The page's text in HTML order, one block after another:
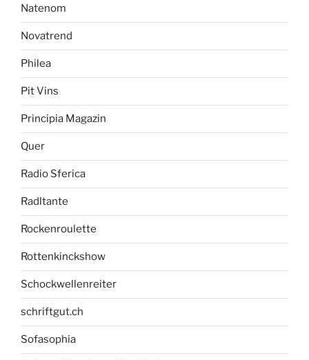
Natenom
Novatrend
Philea
Pit Vins
Principia Magazin
Quer
Radio Sferica
Radltante
Rockenroulette
Rottenkinckshow
Schockwellenreiter
schriftgut.ch
Sofasophia